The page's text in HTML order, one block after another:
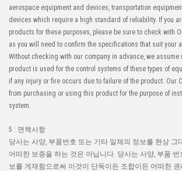
aerospace equipment and devices, transportation
devices which require a high standard of reliability. If you
products for these purposes, please be sure to check with
as you will need to confirm the specifications that suit your
Without checking with our company in advance, we
product is used for the control systems of these types of
if any injury or fire occurs due to failure of the product. Our
from purchasing or using this product for the purpose of
system.
5 : 면책사항
당사는 사양, 부품번호 또는 기타 일체의 정보를 현상 그
어떠한 보증을 하는 것은 아닙니다. 당사는 사양, 부품 번
보를 게재함으로써 이것이 단독이든 조합이든 어떠한